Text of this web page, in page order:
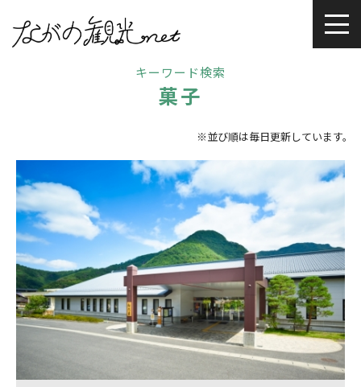
キーワード検索
菓子
※並び順は毎日更新しています。